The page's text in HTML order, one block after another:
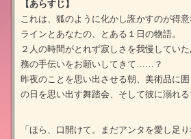
【あらすじ】
これは、狐のように化かし誑かすのが得
ラインとあなたの、とある１日の物語。
２人の時間がとれず寂しさを我慢してい
務の手伝いをお願いしてきて……？
昨夜のことを思い出させる朝、美術品に
の日を思い出す舞踏会、そして彼に溺れる
「ほら、口開けて。まだアンタを愛し足